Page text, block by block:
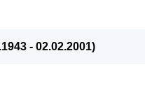
- 02.02.2001)